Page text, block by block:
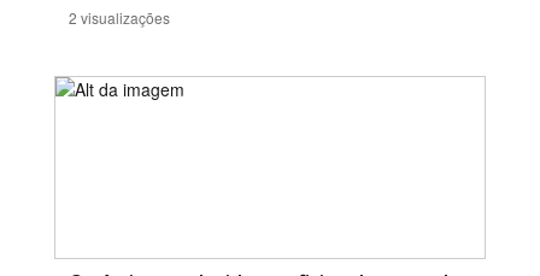
2 visualizações